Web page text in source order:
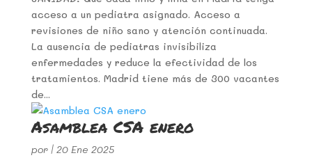
acceso a un pediatra asignado. Acceso a
revisiones de niño sano y atención continuada.
La ausencia de pediatras invisibiliza
enfermedades y reduce la efectividad de los
tratamientos. Madrid tiene más de 300 vacantes
de...
Asamblea CSA enero
por | 20 Ene 2025